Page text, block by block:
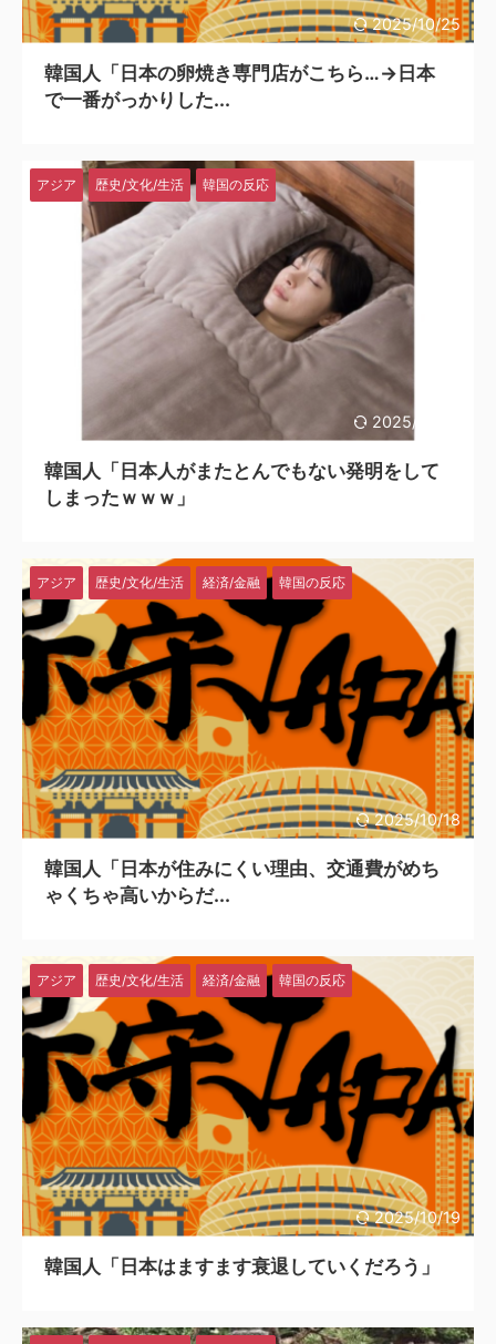
2025/10/25
韓国人「日本の卵焼き専門店がこちら…→日本
で一番がっかりした...
2025/10/24
アジア 歴史/文化/生活 韓国の反応
韓国人「日本人がまたとんでもない発明をして
しまったｗｗｗ」
2025/10/18
アジア 歴史/文化/生活 経済/金融 韓国の反応
韓国人「日本が住みにくい理由、交通費がめち
ゃくちゃ高いからだ...
2025/10/19
アジア 歴史/文化/生活 経済/金融 韓国の反応
韓国人「日本はますます衰退していくだろう」